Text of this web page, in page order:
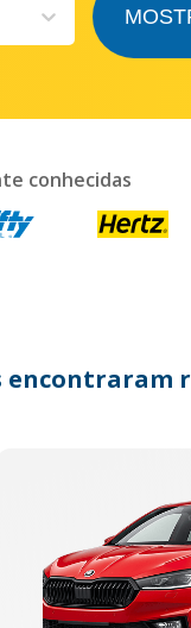
conhecidas
encontraram